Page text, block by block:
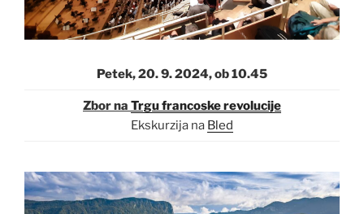
Petek, 20. 9. 2024, ob 10.45
Zbor na Trgu francoske revolucije
Ekskurzija na Bled